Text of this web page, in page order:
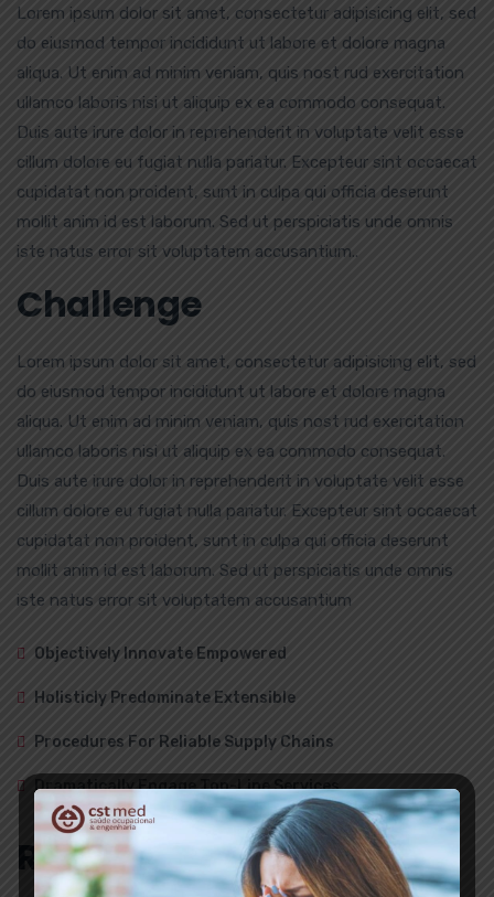
Lorem ipsum dolor sit amet, consectetur adipisicing elit, sed
do eiusmod tempor incididunt ut labore et dolore magna
aliqua. Ut enim ad minim veniam, quis nost rud exercitation
ullamco laboris nisi ut aliquip ex ea commodo consequat.
Duis aute irure dolor in reprehenderit in voluptate velit esse
cillum dolore eu fugiat nulla pariatur. Excepteur sint occaecat
cupidatat non proident, sunt in culpa qui officia deserunt
mollit anim id est laborum. Sed ut perspiciatis unde omnis
iste natus error sit voluptatem accusantium..
Challenge
Lorem ipsum dolor sit amet, consectetur adipisicing elit, sed
do eiusmod tempor incididunt ut labore et dolore magna
aliqua. Ut enim ad minim veniam, quis nost rud exercitation
ullamco laboris nisi ut aliquip ex ea commodo consequat.
Duis aute irure dolor in reprehenderit in voluptate velit esse
cillum dolore eu fugiat nulla pariatur. Excepteur sint occaecat
cupidatat non proident, sunt in culpa qui officia deserunt
mollit anim id est laborum. Sed ut perspiciatis unde omnis
iste natus error sit voluptatem accusantium
Objectively Innovate Empowered
Holisticly Predominate Extensible
Procedures For Reliable Supply Chains
Dramatically Engage Top-Line Services
Result